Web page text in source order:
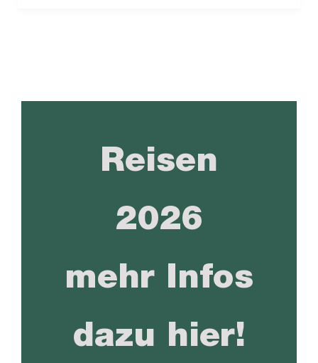
Reisen
2026
mehr Infos
dazu hier!